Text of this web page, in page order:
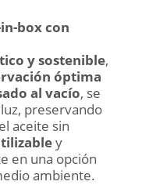
box con
y sostenible,
óptima
al vacío, se
preservando
aceite sin
y
en una opción
ambiente.